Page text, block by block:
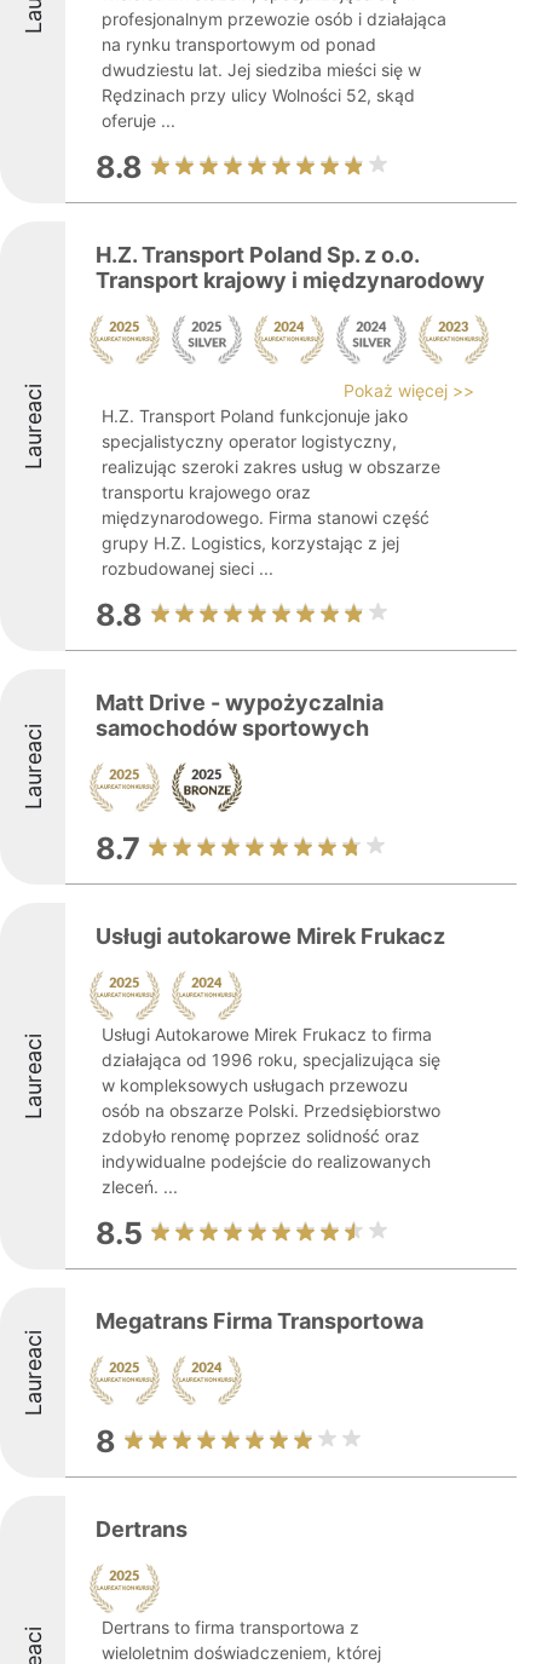
profesjonalnym przewozie osób i działająca
na rynku transportowym od ponad
dwudziestu lat. Jej siedziba mieści się w
Rędzinach przy ulicy Wolności 52, skąd
oferuje ...
8.8
Laureaci
H.Z. Transport Poland Sp. z o.o.
Transport krajowy i międzynarodowy
Pokaż więcej >>
H.Z. Transport Poland funkcjonuje jako
specjalistyczny operator logistyczny,
realizując szeroki zakres usług w obszarze
transportu krajowego oraz
międzynarodowego. Firma stanowi część
grupy H.Z. Logistics, korzystając z jej
rozbudowanej sieci ...
8.8
Laureaci
Matt Drive - wypożyczalnia
samochodów sportowych
8.7
Laureaci
Usługi autokarowe Mirek Frukacz
Usługi Autokarowe Mirek Frukacz to firma
działająca od 1996 roku, specjalizująca się
w kompleksowych usługach przewozu
osób na obszarze Polski. Przedsiębiorstwo
zdobyło renomę poprzez solidność oraz
indywidualne podejście do realizowanych
zleceń. ...
8.5
Laureaci
Megatrans Firma Transportowa
8
Dertrans
Dertrans to firma transportowa z
wieloletnim doświadczeniem, której